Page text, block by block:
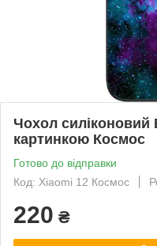
Чохол силіконовий
картинкою Космос
Готово до відправки
Код: Xiaomi 12 Космос
220 ₴